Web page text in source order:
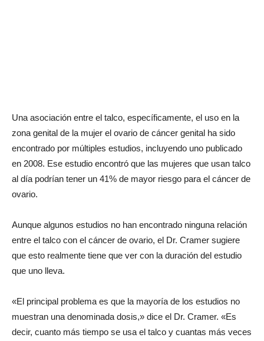
Una asociación entre el talco, específicamente, el uso en la
zona genital de la mujer el ovario de cáncer genital ha sido
encontrado por múltiples estudios, incluyendo uno publicado
en 2008. Ese estudio encontró que las mujeres que usan talco
al día podrían tener un 41% de mayor riesgo para el cáncer de
ovario.
Aunque algunos estudios no han encontrado ninguna relación
entre el talco con el cáncer de ovario, el Dr. Cramer sugiere
que esto realmente tiene que ver con la duración del estudio
que uno lleva.
«El principal problema es que la mayoría de los estudios no
muestran una denominada dosis,» dice el Dr. Cramer. «Es
decir, cuanto más tiempo se usa el talco y cuantas más veces